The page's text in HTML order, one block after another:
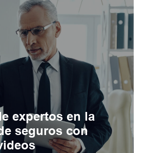
expertos en la
seguros con